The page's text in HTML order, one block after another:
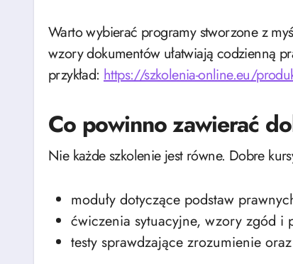
Warto wybierać programy stworzone z
wzory dokumentów ułatwiają codzienną
przykład: https://szkolenia-online.eu/
Co powinno zawierać
Nie każde szkolenie jest równe. Dobre
moduły dotyczące podstaw
ćwiczenia sytuacyjne, wzory zgód i
testy sprawdzające zrozumienie